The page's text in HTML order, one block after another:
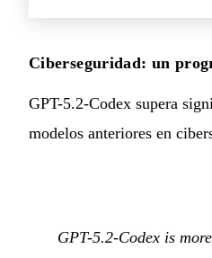
Ciberseguridad: un
GPT-5.2-Codex supera
modelos anteriores en
GPT-5.2-Codex is